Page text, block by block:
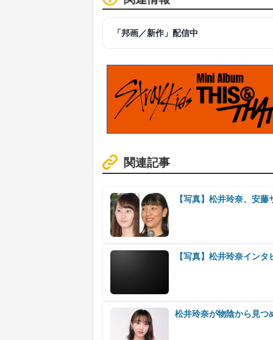
「邦画／新作」配信中
関連記事
【写真】松井玲奈、安
【写真】松井玲奈インタ
松井玲奈が物陰から見つ